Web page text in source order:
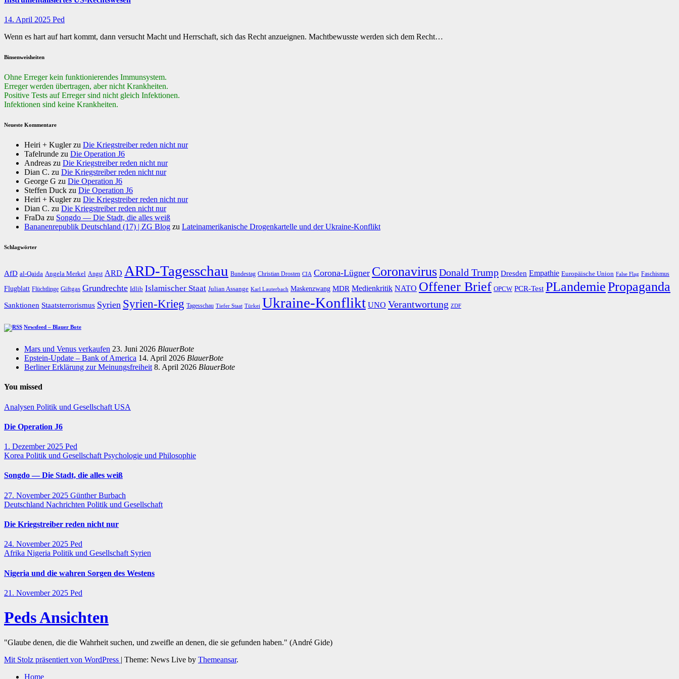
14. April 2025 Ped
Wenn es hart auf hart kommt, dann versucht Macht und Herrschaft, sich das Recht anzueignen. Machtbewusste werden sich dem Recht…
Binsenweisheiten
Ohne Erreger kein funktionierendes Immunsystem.
Erreger werden übertragen, aber nicht Krankheiten.
Positive Tests auf Erreger sind nicht gleich Infektionen.
Infektionen sind keine Krankheiten.
Neueste Kommentare
Heiri + Kuglerzu Die Kriegstreiber reden nicht nur
Tafelrunde zu Die Operation J6
Andreas zu Die Kriegstreiber reden nicht nur
Dian C. zu Die Kriegstreiber reden nicht nur
George G zu Die Operation J6
Steffen Duck zu Die Operation J6
Heiri + Kuglerzu Die Kriegstreiber reden nicht nur
Dian C. zu Die Kriegstreiber reden nicht nur
FraDa zu Songdo — Die Stadt, die alles weiß
Bananenrepublik Deutschland (17) | ZG Blog zu Lateinamerikanische Drogenkartelle und der Ukraine-Konflikt
Schlagwörter
AfD al-Qaida Angela Merkel Angst ARD ARD-Tagesschau Bundestag Christian Drosten CIA Corona-Lügner CoronavirusDonald Trump Dresden Empathie Europäische Union False Flag Faschismus
Flugblatt Flüchtlinge Giftgas Grundrechte Idlib Islamischer Staat Julian Assange Karl Lauterbach Maskenzwang MDR Medienkritik NATO Offener Brief OPCW PCR-Test PLandemiePropaganda
Sanktionen Staatsterrorismus Syrien Syrien-Krieg Tagesschau Tiefer Staat Türkei Ukraine-Konflikt UNO Verantwortung ZDF
Newsfeed – Blauer Bote
Mars und Venus verkaufen 23. Juni 2026 BlauerBote
Epstein-Update – Bank of America 14. April 2026 BlauerBote
Berliner Erklärung zur Meinungsfreiheit 8. April 2026 BlauerBote
You missed
Analysen Politik und Gesellschaft USA
Die Operation J6
1. Dezember 2025 Ped
Korea Politik und Gesellschaft Psychologie und Philosophie
Songdo — Die Stadt, die alles weiß
27. November 2025 Günther Burbach
Deutschland Nachrichten Politik und Gesellschaft
Die Kriegstreiber reden nicht nur
24. November 2025 Ped
Afrika Nigeria Politik und Gesellschaft Syrien
Nigeria und die wahren Sorgen des Westens
21. November 2025 Ped
Peds Ansichten
"Glaube denen, die die Wahrheit suchen, und zweifle an denen, die sie gefunden haben." (André Gide)
Mit Stolz präsentiert von WordPress | Theme: News Live by Themeansar.
Home